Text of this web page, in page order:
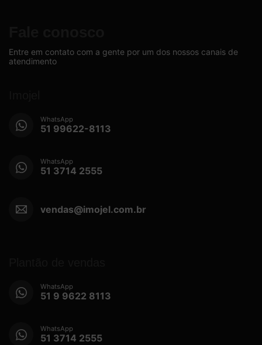
Entre em contato com a gente por um dos nossos canais de
atendimento
WhatsApp
51 99622-8113
WhatsApp
51 3714 2555
vendas@imojel.com.br
WhatsApp
51 9 9622 8113
WhatsApp
51 3714 2555